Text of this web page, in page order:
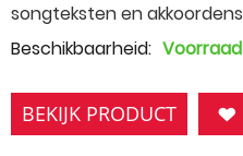
songteksten en
Beschikbaarheid: Voorraad
BEKIJK PRODUCT